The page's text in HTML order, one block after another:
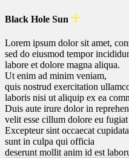
Black Hole Sun
Lorem ipsum dolor sit amet,
sed do eiusmod tempor
labore et dolore magna aliqua.
Ut enim ad minim veniam,
quis nostrud exercitation
laboris nisi ut aliquip ex ea
Duis aute irure dolor in
velit esse cillum dolore eu
Excepteur sint occaecat
sunt in culpa qui officia
deserunt mollit anim id est